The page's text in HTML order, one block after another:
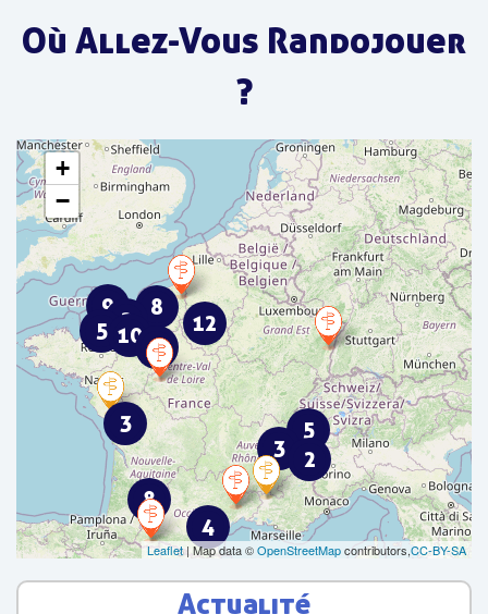
Où Allez-Vous Randojouer
?
3
3
5
4
2
4
2
12
10
8
8
9
5
+
−
Leaflet| Map data ©OpenStreetMapcontributors,CC-BY-SA
Actualité